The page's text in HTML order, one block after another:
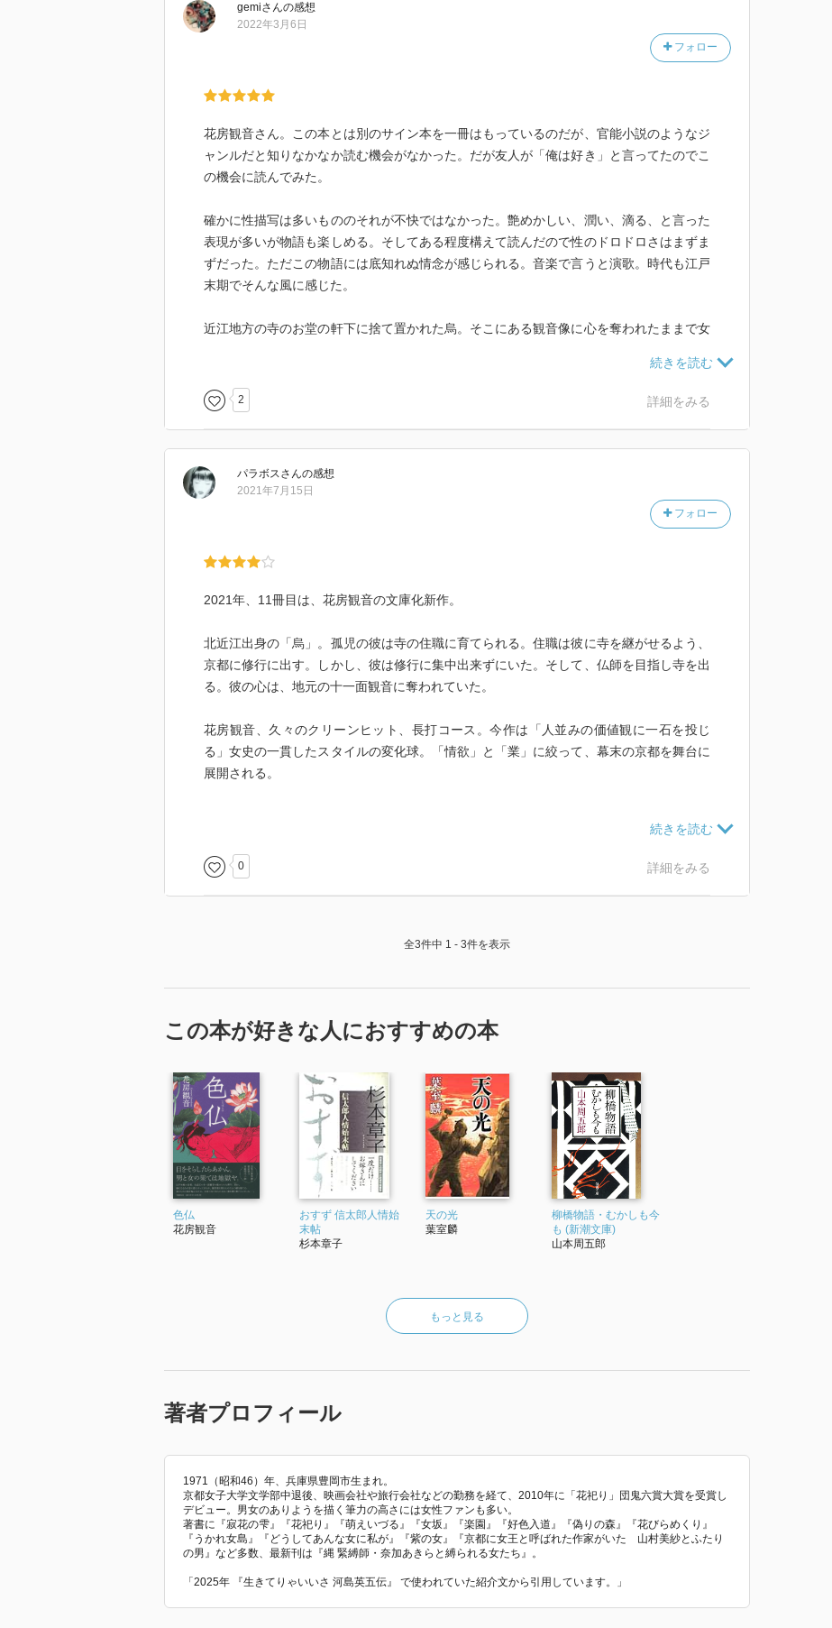
醸し出していた。烏は女性の全てを紙に描き写し、細部までそっくりな人形にしつらえる
が……
の茜だった。人妻となった茜だったが……
『第三章 恋仏』。猿吉が烏の元に連れてきた女性は背中の桜吹雪の刺青も人形に再現し
て欲しいと言うが、烏は依頼を断る。
を伴い、故郷に帰る。再び目にした十一面観音像……
『第五章 女仏』。猿吉からの新たな依頼は観音様を人形にしつらえることだった。なか
なか人形が造れずに悩む烏……
『第六章 生仏』。烏は真砂の背中に十一面観音の刺青を彫った真砂の元夫と会う。真砂
本体価格730円
gemiさんの感想
フォロー
2022年3月6日
花房観音さん。この本とは別のサイン本を一冊はもっているのだが、官能小説のようなジ
ャンルだと知りなかなか読む機会がなかった。だが友人が「俺は好き」と言ってたのでこ
の機会に読んでみた。
確かに性描写は多いもののそれが不快ではなかった。艶めかしい、潤い、滴る、と言った
表現が多いが物語も楽しめる。そしてある程度構えて読んだので性のドロドロさはまずま
ずだった。ただこの物語には底知れぬ情念が感じられる。音楽で言うと演歌。時代も江戸
末期でそんな風に感じた。
近江地方の寺のお堂の軒下に捨て置かれた烏。そこにある観音像に心を奪われたままで女
彫るために生きることになる。だがそれだけでは生活が成り立たず、真砂という茶屋の女
将に援助を受けて生きながらえていた。その生業として猿吉の依頼、女の人形を作る仕事
をして糊口をしのいでいた。
「目をそらしたらあかん。男と女の果ては地獄や」
2 詳細をみる
パラボスさんの感想
フォロー
2021年7月15日
2021年、11冊目は、花房観音の文庫化新作。
北近江出身の「烏」。孤児の彼は寺の住職に育てられる。住職は彼に寺を継がせるよう、
京都に修行に出す。しかし、彼は修行に集中出来ずにいた。そして、仏師を目指し寺を出
る。彼の心は、地元の十一面観音に奪われていた。
花房観音、久々のクリーンヒット、長打コース。今作は「人並みの価値観に一石を投じ
る」女史の一貫したスタイルの変化球。「情欲」と「業」に絞って、幕末の京都を舞台に
展開される。
ん、それなりに性描写は多いが、すでに女史の足元はそこには、勃っていない。人の裏
や、内の顔を描く、題材が「性」であるだけのような気がする。人の「素」が一番表れる
場面が、一糸纏わぬ、まぐわいの時なのだから。
惜しむらくは、もう少し分量があれば、「俊覚」「梨久」「沙那丸」のエピソードや、顛
0 詳細をみる
全3件中 1 - 3件を表示
この本が好きな人におすすめの本
色仏
花房観音
おすず 信太郎人情始
末帖
杉本章子
天の光
葉室麟
柳橋物語・むかしも今
も (新潮文庫)
山本周五郎
もっと見る
著者プロフィール
1971（昭和46）年、兵庫県豊岡市生まれ。
京都女子大学文学部中退後、映画会社や旅行会社などの勤務を経て、2010年に「花祀り」団鬼六賞大賞を受賞し
デビュー。男女のありようを描く筆力の高さには女性ファンも多い。
著書に『寂花の雫』『花祀り』『萌えいづる』『女坂』『楽園』『好色入道』『偽りの森』『花びらめくり』
『うかれ女島』『どうしてあんな女に私が』『紫の女』『京都に女王と呼ばれた作家がいた 山村美紗とふたり
の男』など多数、最新刊は『縄 緊縛師・奈加あきらと縛られる女たち』。
「2025年 『生きてりゃいいさ 河島英五伝』 で使われていた紹介文から引用しています。」